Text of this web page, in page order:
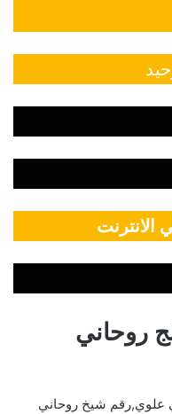
الانترنت
روحاني
علوي,رقم شيخ روحاني